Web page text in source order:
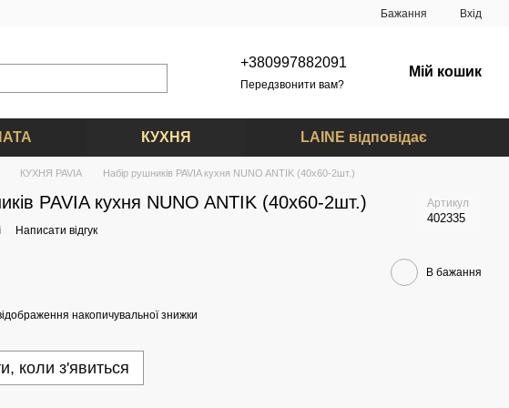
Бажання Вхід
+380997882091
Передзвонити вам?
Мій кошик
КУХНЯ LAINE відповідає
КУХНЯ PAVIA Набір рушників PAVIA кухня NUNO ANTIK (40x60-2шт.)
PAVIA кухня NUNO ANTIK (40x60-2шт.) Артикул
402335
Написати відгук
В бажання
накопичувальної знижки
коли з'явиться